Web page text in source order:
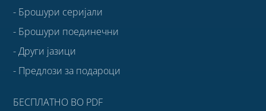
- Брошури серијали
- Брошури поединечни
- Други јазици
- Предлози за подароци
БЕСПЛАТНО ВО PDF